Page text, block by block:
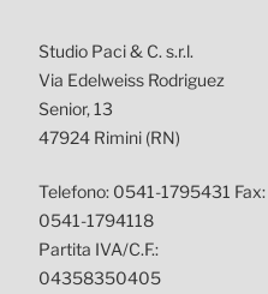
Studio Paci & C. s.r.l.
Via Edelweiss Rodriguez
Senior, 13
47924 Rimini (RN)
Telefono: 0541-1795431 Fax:
0541-1794118
Partita IVA/C.F.:
04358350405